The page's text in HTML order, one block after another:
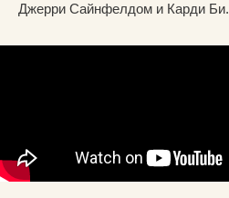
Джерри Сайнфелдом и Карди Би.